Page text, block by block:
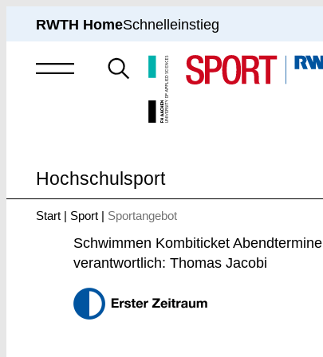
RWTH HomeSchnelleinstieg
Suche
nach
Hochschulsport
hier:
Start Sport Sportangebot
Schwimmen Kombiticket Abendtermine
verantwortlich: Thomas Jacobi